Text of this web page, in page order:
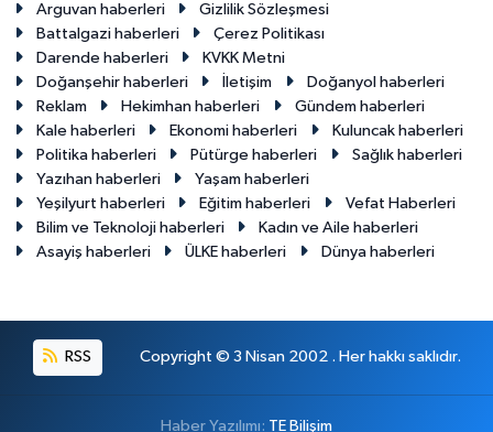
Arguvan haberleri
Gizlilik Sözleşmesi
Battalgazi haberleri
Çerez Politikası
Darende haberleri
KVKK Metni
Doğanşehir haberleri
İletişim
Doğanyol haberleri
Reklam
Hekimhan haberleri
Gündem haberleri
Kale haberleri
Ekonomi haberleri
Kuluncak haberleri
Politika haberleri
Pütürge haberleri
Sağlık haberleri
Yazıhan haberleri
Yaşam haberleri
Yeşilyurt haberleri
Eğitim haberleri
Vefat Haberleri
Bilim ve Teknoloji haberleri
Kadın ve Aile haberleri
Asayiş haberleri
ÜLKE haberleri Dünya haberleri
RSS Copyright © 3 Nisan 2002 . Her hakkı saklıdır.
Haber Yazılımı: TE Bilişim